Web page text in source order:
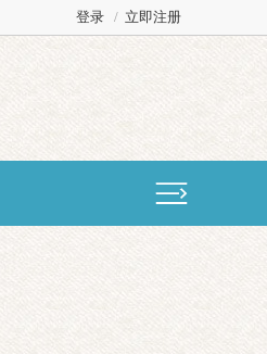
登录 / 立即注册